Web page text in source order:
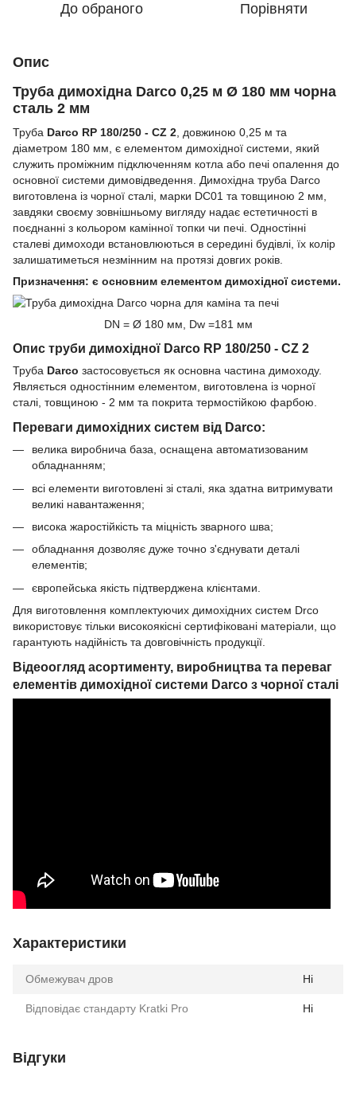
До обраного Порівняти
Опис
Труба димохідна Darco 0,25 м Ø 180 мм чорна
сталь 2 мм
Труба Darco RP 180/250 - CZ 2 , довжиною 0,25 м та
діаметром 180 мм, є елементом димохідної системи, який
служить проміжним підключенням котла або печі опалення до
основної системи димовідведення. Димохідна труба Darco
виготовлена із чорної сталі, марки DC01 та товщиною 2 мм,
завдяки своєму зовнішньому вигляду надає естетичності в
поєднанні з кольором камінної топки чи печі. Одностінні
сталеві димоходи встановлюються в середині будівлі, їх колір
залишатиметься незмінним на протязі довгих років.
Призначення: є основним елементом димохідної системи.
DN = Ø 180 мм, Dw =181 мм
Опис труби димохідної Darco RP 180/250 - CZ 2
Труба Darco застосовується як основна частина димоходу.
Являється одностінним елементом, виготовлена із чорної
сталі, товщиною - 2 мм та покрита термостійкою фарбою.
Переваги димохідних систем від Darco:
велика виробнича база, оснащена автоматизованим
обладнанням;
всі елементи виготовлені зі сталі, яка здатна витримувати
великі навантаження;
висока жаростійкість та міцність зварного шва;
обладнання дозволяє дуже точно з'єднувати деталі
елементів;
європейська якість підтверджена клієнтами.
Для виготовлення комплектуючих димохідних систем Drco
використовує тільки високоякісні сертифіковані матеріали, що
гарантують надійність та довговічність продукції.
Відеоогляд асортименту, виробництва та переваг
елементів димохідної системи Darco з чорної сталі
Характеристики
Обмежувач дров Ні
Відповідає стандарту Kratki Pro Ні
Відгуки